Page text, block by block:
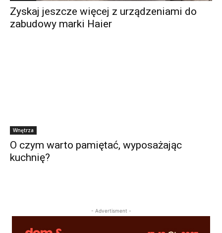
Zyskaj jeszcze więcej z urządzeniami do
zabudowy marki Haier
Wnętrza
O czym warto pamiętać, wyposażając
kuchnię?
- Advertisment -